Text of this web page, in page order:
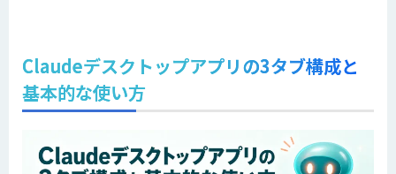
Claudeデスクトップアプリの3タブ構成と
基本的な使い方